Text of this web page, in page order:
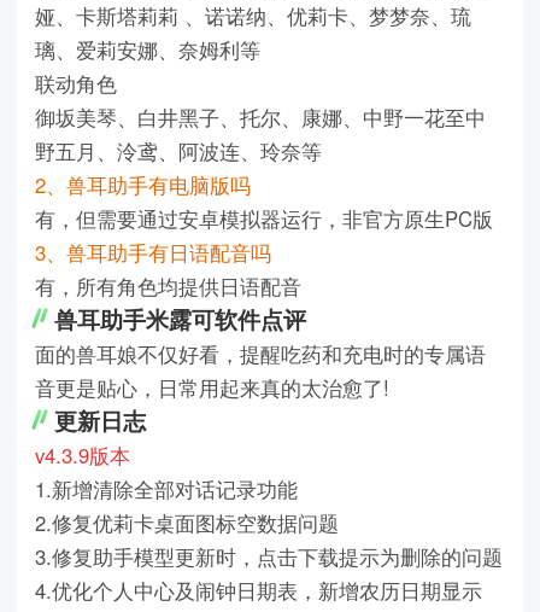
娅、卡斯塔莉莉 、诺诺纳、优莉卡、梦梦奈、琉
璃、爱莉安娜、奈姆利等
联动角色
御坂美琴、白井黑子、托尔、康娜、中野一花至中
野五月、泠鸢、阿波连、玲奈等
2、兽耳助手有电脑版吗
有，但需要通过安卓模拟器运行，非官方原生PC版
3、兽耳助手有日语配音吗
有，所有角色均提供日语配音
兽耳助手米露可软件点评
面的兽耳娘不仅好看，提醒吃药和充电时的专属语
音更是贴心，日常用起来真的太治愈了!
更新日志
v4.3.9版本
1.新增清除全部对话记录功能
2.修复优莉卡桌面图标空数据问题
3.修复助手模型更新时，点击下载提示为删除的问题
4.优化个人中心及闹钟日期表，新增农历日期显示